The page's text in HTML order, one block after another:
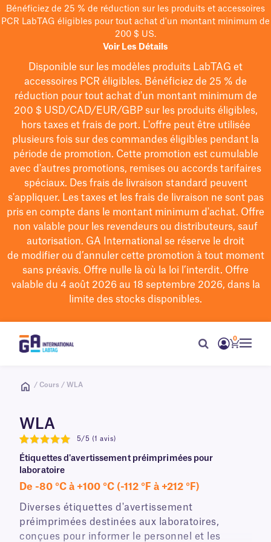
Bénéficiez de 25 % de réduction sur les produits et accessoires
PCR LabTAG éligibles pour tout achat d'un montant minimum de
200 $ US.
Voir Les Détails
Disponible sur les modèles produits LabTAG et
accessoires PCR éligibles. Bénéficiez de 25 % de
réduction pour tout achat d'un montant minimum de
200 $USD/CAD/EUR/GBPsur les produits éligibles,
hors taxes et frais de port. L'offre peut être utilisée
plusieurs fois sur des commandes éligibles pendant la
période de promotion. Cette promotion est cumulable
avec d'autres promotions, remises ou accords tarifaires
spéciaux. Des frais de livraison standard peuvent
s'appliquer. Les taxes et les frais de livraison ne sont pas
pris en compte dans le montant minimum d'achat. Offre
non valable pour les revendeurs ou distributeurs, sauf
autorisation. GA International se réserve le droit
de modifierou d’annuler cette promotion à tout moment
sans préavis. Offre nulle là où la loi l’interdit. Offre
valable du 4 août 2026 au 18 septembre 2026, dans la
limite des stocks disponibles.
0
/ Cours / WLA
WLA
5
5/5 (1 avis)
Étiquettes d'avertissement préimprimées pour
laboratoire
De -80 °C à +100 °C (-112 °F à +212 °F)
Diverses étiquettes d'avertissement
préimprimées destinées aux laboratoires,
conçues pour informer le personnel et les